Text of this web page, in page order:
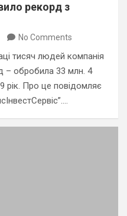
рекорд з
No Comments
тисяч людей компанія
– обробила 33 млн. 4
рік. Про це повідомляє